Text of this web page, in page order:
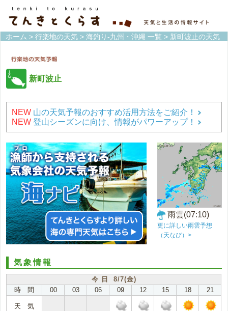
ホーム > 行楽地の天気 > 海釣り-九州・沖縄 一覧 > 新町波止の天気
新町波止
NEW 山の天気予報のおすすめ活用方法をご紹介！
NEW 登山シーズンに向け、情報がパワーアップ！
雨雲(07:10)
更に詳しい雨雲予想
（天なび）>
気象情報
今 日 8/7(金)
時 間
00 03 06 09 12 15 18 21
天 気